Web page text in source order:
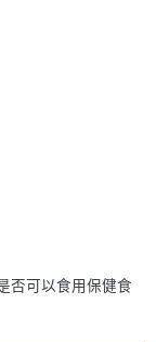
否可以食用保健食